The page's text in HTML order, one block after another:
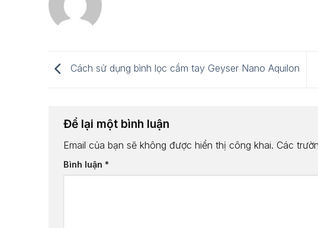
Cách sử dụng bình lọc cầm tay Geyser Nano Aquilon
Để lại một bình luận
Email của bạn sẽ không được hiển thị công khai. Các
Bình luận *